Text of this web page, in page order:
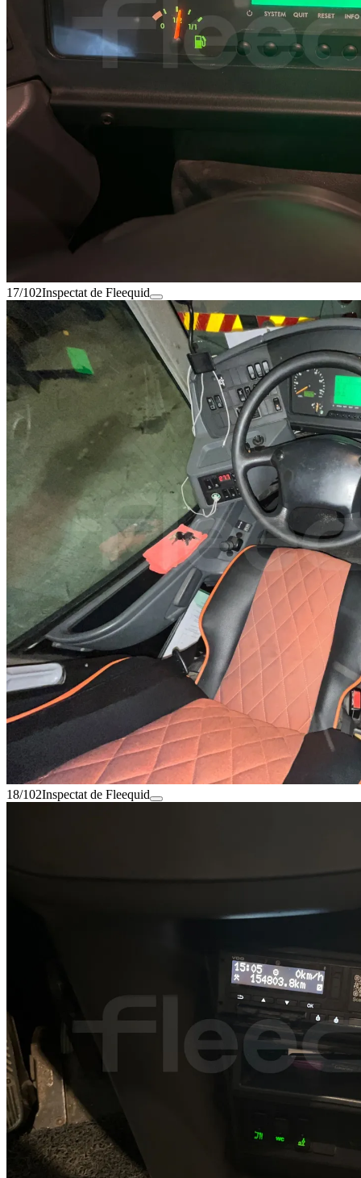
17/102Inspectat de Fleequid
18/102Inspectat de Fleequid